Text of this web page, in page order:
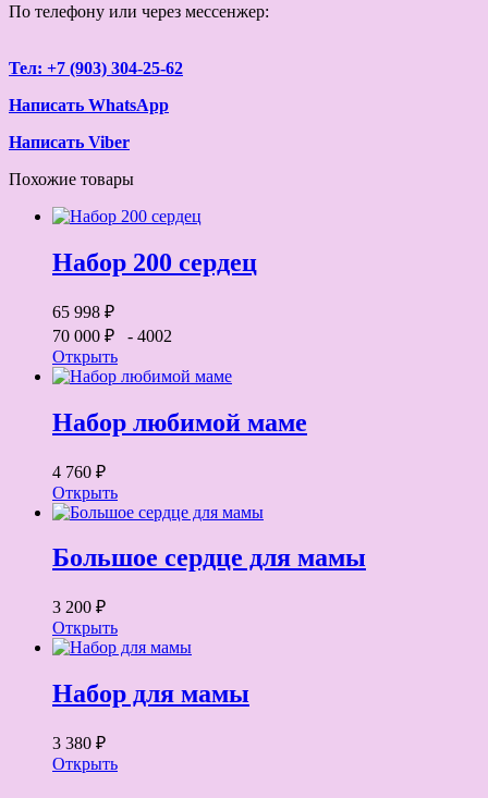
По телефону или через мессенжер:
Тел: +7 (903) 304-25-62
Написать WhatsApp
Написать Viber
Похожие товары
Набор 200 сердец
65 998 ₽
70 000 ₽ - 4002
Открыть
Набор любимой маме
4 760 ₽
Открыть
Большое сердце для мамы
3 200 ₽
Открыть
Набор для мамы
3 380 ₽
Открыть